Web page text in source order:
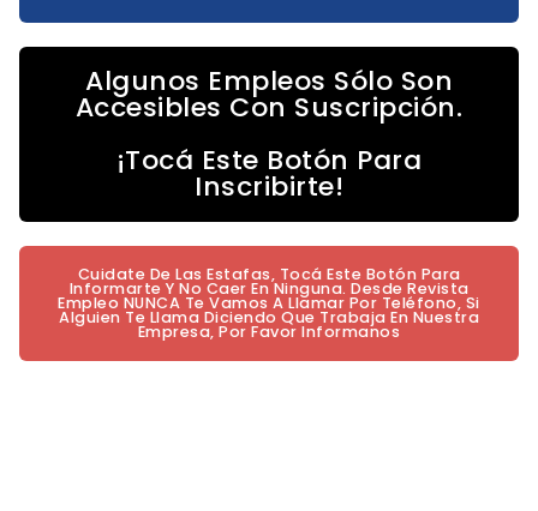
Algunos Empleos Sólo Son
Accesibles Con Suscripción.
¡Tocá Este Botón Para
Inscribirte!
Cuidate De Las Estafas, Tocá Este Botón Para
Informarte Y No Caer En Ninguna. Desde Revista
Empleo NUNCA Te Vamos A Llamar Por Teléfono, Si
Alguien Te Llama Diciendo Que Trabaja En Nuestra
Empresa, Por Favor Informanos